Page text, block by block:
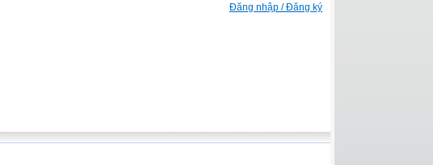
Đăng nhập / Đăng ký